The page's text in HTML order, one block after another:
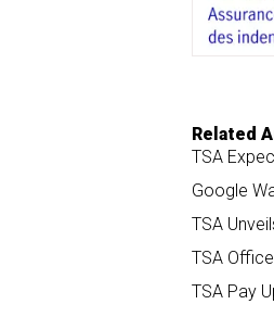
Related
TSA
Google
TSA
TSA
TSA Pay